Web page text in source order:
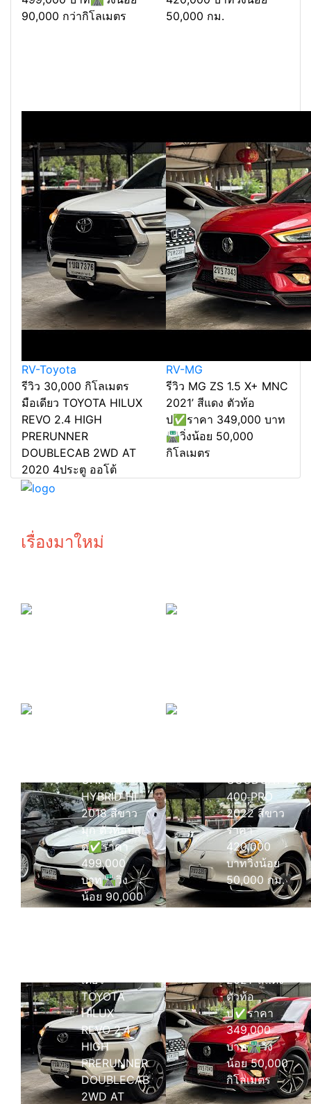
90,000 กว่ากิโลเมตร
50,000 กม.
RV-Toyota
รีวิว 30,000 กิโลเมตร
มือเดียว TOYOTA HILUX
REVO 2.4 HIGH
PRERUNNER
DOUBLECAB 2WD AT
2020 4ประตู ออโต้
RV-MG
รีวิว MG ZS 1.5 X+ MNC
2021’ สีแดง ตัวท้อ
ป✅ราคา 349,000 บาท
🛣️วิ่งน้อย 50,000
กิโลเมตร
เรื่องมาใหม่
CHR 1.8
HYBRID HI
2018 สีขาว
มุก ตัวท้อปสุ
ด✅ราคา
499,000
บาท🛣️วิ่ง
น้อย 90,000
GOODCAT
400 PRO
2022 สีขาว
ราคา
420,000
บาทวิ่งน้อย
50,000 กม.
เดียว
TOYOTA
HILUX
REVO 2.4
HIGH
PRERUNNER
DOUBLECAB
2WD AT
2021’ สีแดง
ตัวท้อ
ป✅ราคา
349,000
บาท🛣️วิ่ง
น้อย 50,000
กิโลเมตร